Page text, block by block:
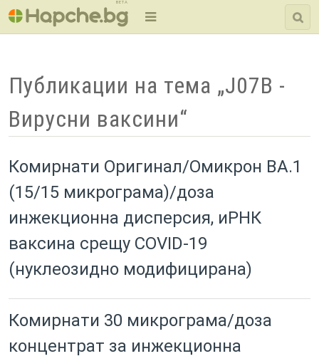
BETA
Публикации на тема „J07B -
Вирусни ваксини“
Комирнати Оригинал/Омикрон BA.1
(15/15 микрограма)/доза
инжекционна дисперсия, иРНК
ваксина срещу COVID-19
(нуклеозидно модифицирана)
Комирнати 30 микрограма/доза
концентрат за инжекционна